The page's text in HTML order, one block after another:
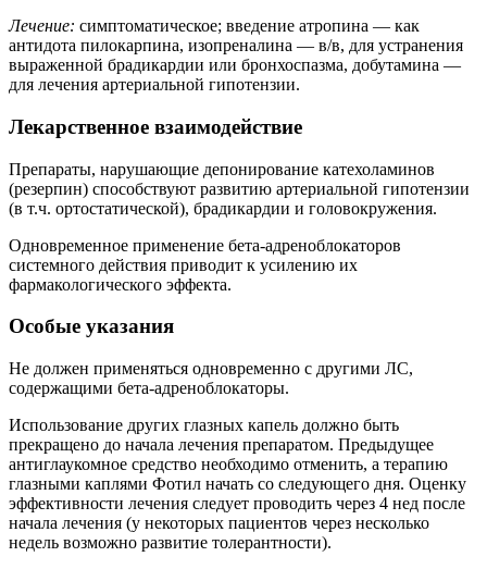
Лечение: симптоматическое; введение атропина — как
антидота пилокарпина, изопреналина — в/в, для устранения
выраженной брадикардии или бронхоспазма, добутамина —
для лечения артериальной гипотензии.
Лекарственное взаимодействие
Препараты, нарушающие депонирование катехоламинов
(резерпин) способствуют развитию артериальной гипотензии
(в т.ч. ортостатической), брадикардии и головокружения.
Одновременное применение бета-адреноблокаторов
системного действия приводит к усилению их
фармакологического эффекта.
Особые указания
Не должен применяться одновременно с другими ЛС,
содержащими бета-адреноблокаторы.
Использование других глазных капель должно быть
прекращено до начала лечения препаратом. Предыдущее
антиглаукомное средство необходимо отменить, а терапию
глазными каплями Фотил начать со следующего дня. Оценку
эффективности лечения следует проводить через 4 нед после
начала лечения (у некоторых пациентов через несколько
недель возможно развитие толерантности).